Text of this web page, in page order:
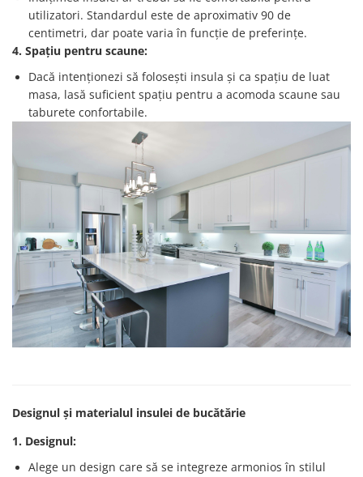
utilizatori. Standardul este de aproximativ 90 de
centimetri, dar poate varia în funcție de preferințe.
4. Spațiu pentru scaune:
Dacă intenționezi să folosești insula și ca spațiu de luat
masa, lasă suficient spațiu pentru a acomoda scaune sau
taburete confortabile.
Designul și materialul insulei de bucătărie
1. Designul:
Alege un design care să se integreze armonios în stilul